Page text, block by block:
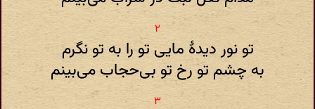
تو نور دیدهٔ مایی تو را به تو نگرم
به چشم تو رخ تو بی‌حجاب می‌بینم